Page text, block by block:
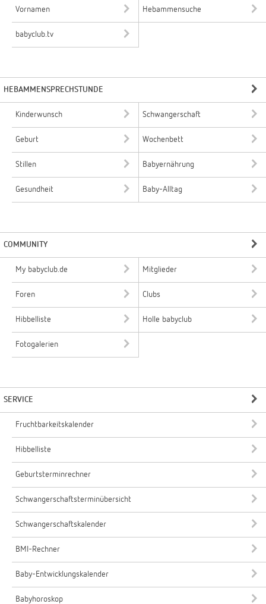
Vornamen Hebammensuche
babyclub.tv
HEBAMMENSPRECHSTUNDE
Kinderwunsch Schwangerschaft
Geburt Wochenbett
Stillen Babyernährung
Gesundheit Baby-Alltag
COMMUNITY
My babyclub.de Mitglieder
Foren Clubs
Hibbelliste Holle babyclub
Fotogalerien
SERVICE
Fruchtbarkeitskalender
Hibbelliste
Geburtsterminrechner
Schwangerschaftsterminübersicht
Schwangerschaftskalender
BMI-Rechner
Baby-Entwicklungskalender
Babyhoroskop